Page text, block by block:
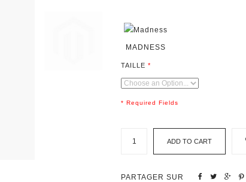
MADNESS
TAILLE
* Required Fields
ADD TO CART
PARTAGER SUR